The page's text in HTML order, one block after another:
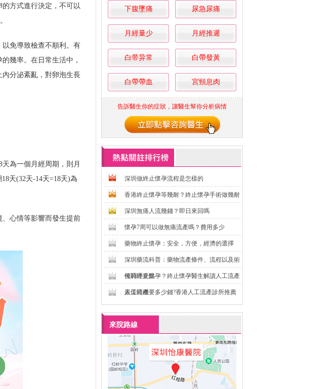
方式進行決定，不可以
免導致檢查不順利。有
幾率。在日常生活中，
分泌紊亂，對卵泡生長
為一個月經周期，則月
天(32天-14天=18天)為
心情等影響而發生提前
下腹墜痛 尿急尿痛
月經量少 月經推遲
白带异常 白帶發黃
白帶帶血 宮頸息肉
告訴醫生你的症狀，讓醫生幫你分析病情
深圳做終止懷孕流程是怎樣的
香港終止懷孕等幾耐？終止懷孕手術做幾耐
深圳無痛人流幾錢？即日來回嗎
懷孕7周可以做無痛流產嗎？費用多少
藥物終止懷孕：安全，方便，經濟的選擇
深圳藥流科普：藥物流產條件、流程以及術
後調理要點
何時終止懷孕？終止懷孕醫生解讀人工流產
最佳時機
人工流產要多少錢?香港人工流產診所推薦
來院路線